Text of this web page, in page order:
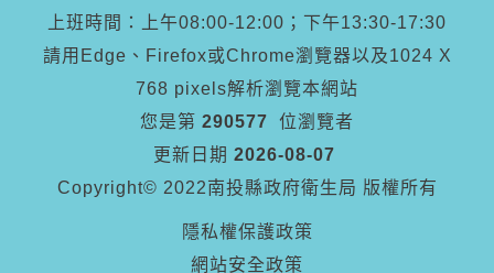
上班時間：上午08:00-12:00；下午13:30-17:30
請用Edge、Firefox或Chrome瀏覽器以及1024 X
768 pixels解析瀏覽本網站
您是第 290577
位瀏覽者
更新日期 2026-08-07
Copyright© 2022南投縣政府衛生局 版權所有
隱私權保護政策
網站安全政策